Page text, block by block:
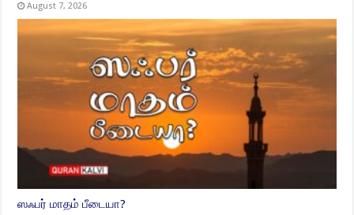
August 7, 2026
ஸஃபர் மாதம் பீடையா?